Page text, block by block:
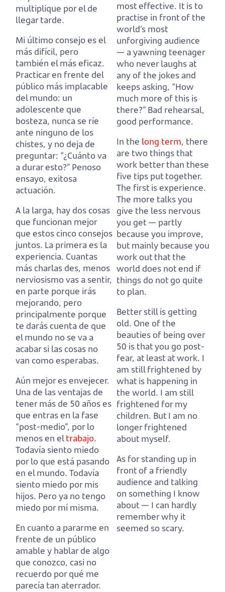
multiplique por el de
llegar tarde.
Mi último consejo es el
más difícil, pero
también el más eficaz.
Practicar en frente del
público más implacable
del mundo: un
adolescente que
bosteza, nunca se ríe
ante ninguno de los
chistes, y no deja de
preguntar: “¿Cuánto va
a durar esto?” Penoso
ensayo, exitosa
actuación.
A la larga, hay dos cosas
que funcionan mejor
que estos cinco consejos
juntos. La primera es la
experiencia. Cuantas
más charlas des, menos
nerviosismo vas a sentir,
en parte porque irás
mejorando, pero
principalmente porque
te darás cuenta de que
el mundo no se va a
acabar si las cosas no
van como esperabas.
Aún mejor es envejecer.
Una de las ventajas de
tener más de 50 años es
que entras en la fase
“post-medio”, por lo
menos en eltrabajo.
Todavía siento miedo
por lo que está pasando
en el mundo. Todavía
siento miedo por mis
hijos. Pero ya no tengo
miedo por mí misma.
En cuanto a pararme en
frente de un público
amable y hablar de algo
que conozco, casi no
recuerdo por qué me
parecía tan aterrador.
most effective. It is to
practise in front of the
world’s most
unforgiving audience
— a yawning teenager
who never laughs at
any of the jokes and
keeps asking, “How
much more of this is
there?” Bad rehearsal,
good performance.
In the long term, there
are two things that
work better than these
five tips put together.
The first is experience.
The more talks you
give the less nervous
you get — partly
because you improve,
but mainly because you
work out that the
world does not end if
things do not go quite
to plan.
Better still is getting
old. One of the
beauties of being over
50 is that you go post-
fear, at least at work. I
am still frightened by
what is happening in
the world. I am still
frightened for my
children. But I am no
longer frightened
about myself.
As for standing up in
front of a friendly
audience and talking
on something I know
about — I can hardly
remember why it
seemed so scary.